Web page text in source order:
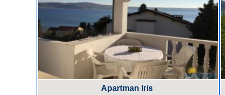
Apartman Iris